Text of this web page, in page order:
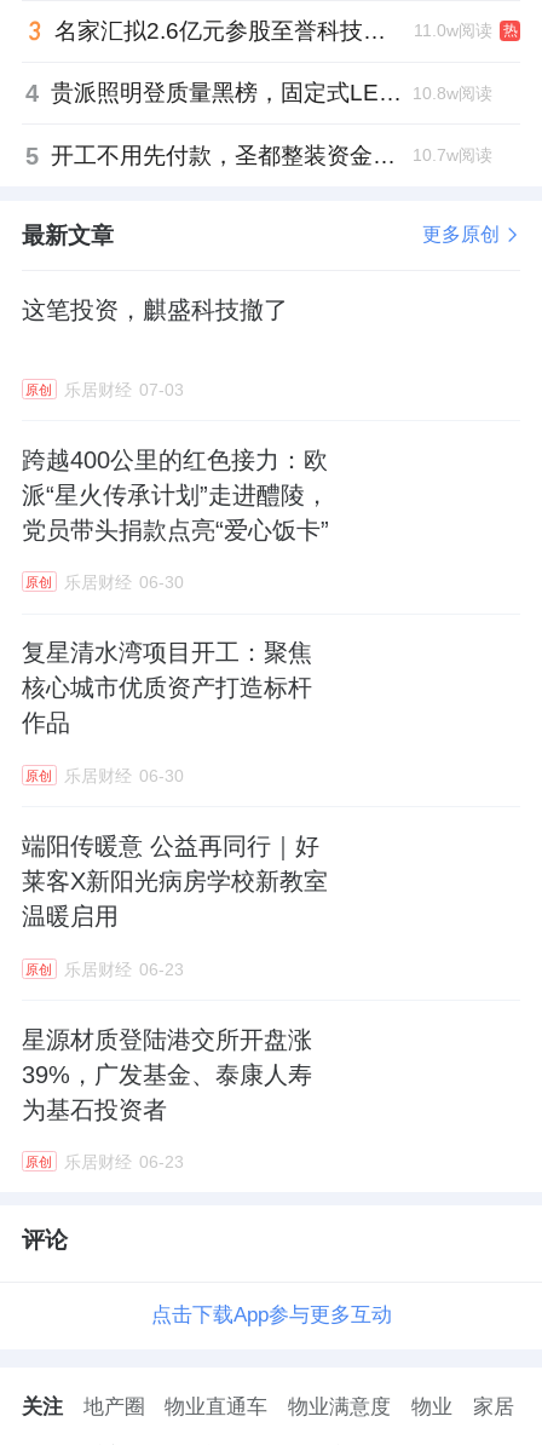
名家汇拟2.6亿元参股至誉科技，跨界布局工业级固态存储 11.0w阅读 热
4 贵派照明登质量黑榜，固定式LED灯具抽检不合格 10.8w阅读
5 开工不用先付款，圣都整装资金存管服务总额破50亿元 10.7w阅读
最新文章 更多原创
这笔投资，麒盛科技撤了
原创 乐居财经 07-03
跨越400公里的红色接力：欧
派“星火传承计划”走进醴陵，
党员带头捐款点亮“爱心饭卡”
原创 乐居财经 06-30
复星清水湾项目开工：聚焦
核心城市优质资产打造标杆
作品
原创 乐居财经 06-30
端阳传暖意 公益再同行｜好
莱客X新阳光病房学校新教室
温暖启用
原创 乐居财经 06-23
星源材质登陆港交所开盘涨
39%，广发基金、泰康人寿
为基石投资者
原创 乐居财经 06-23
评论
点击下载App参与更多互动
关注 地产圈 物业直通车 物业满意度 物业 家居